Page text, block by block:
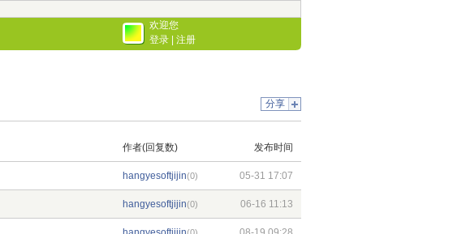
欢迎您
登录
注册
分享
作者(回复数) 发布时间
hangyesoftjijin(0) 05-31 17:07
hangyesoftjijin(0) 06-16 11:13